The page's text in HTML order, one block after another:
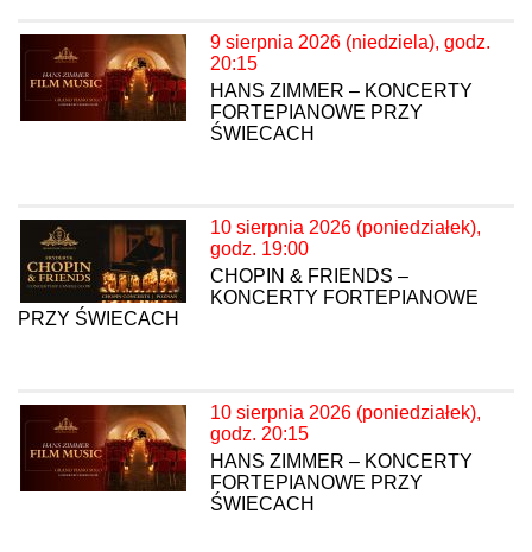
9 sierpnia 2026 (niedziela), godz.
20:15
HANS ZIMMER – KONCERTY
FORTEPIANOWE PRZY
ŚWIECACH
10 sierpnia 2026 (poniedziałek),
godz. 19:00
CHOPIN & FRIENDS –
KONCERTY FORTEPIANOWE
PRZY ŚWIECACH
10 sierpnia 2026 (poniedziałek),
godz. 20:15
HANS ZIMMER – KONCERTY
FORTEPIANOWE PRZY
ŚWIECACH